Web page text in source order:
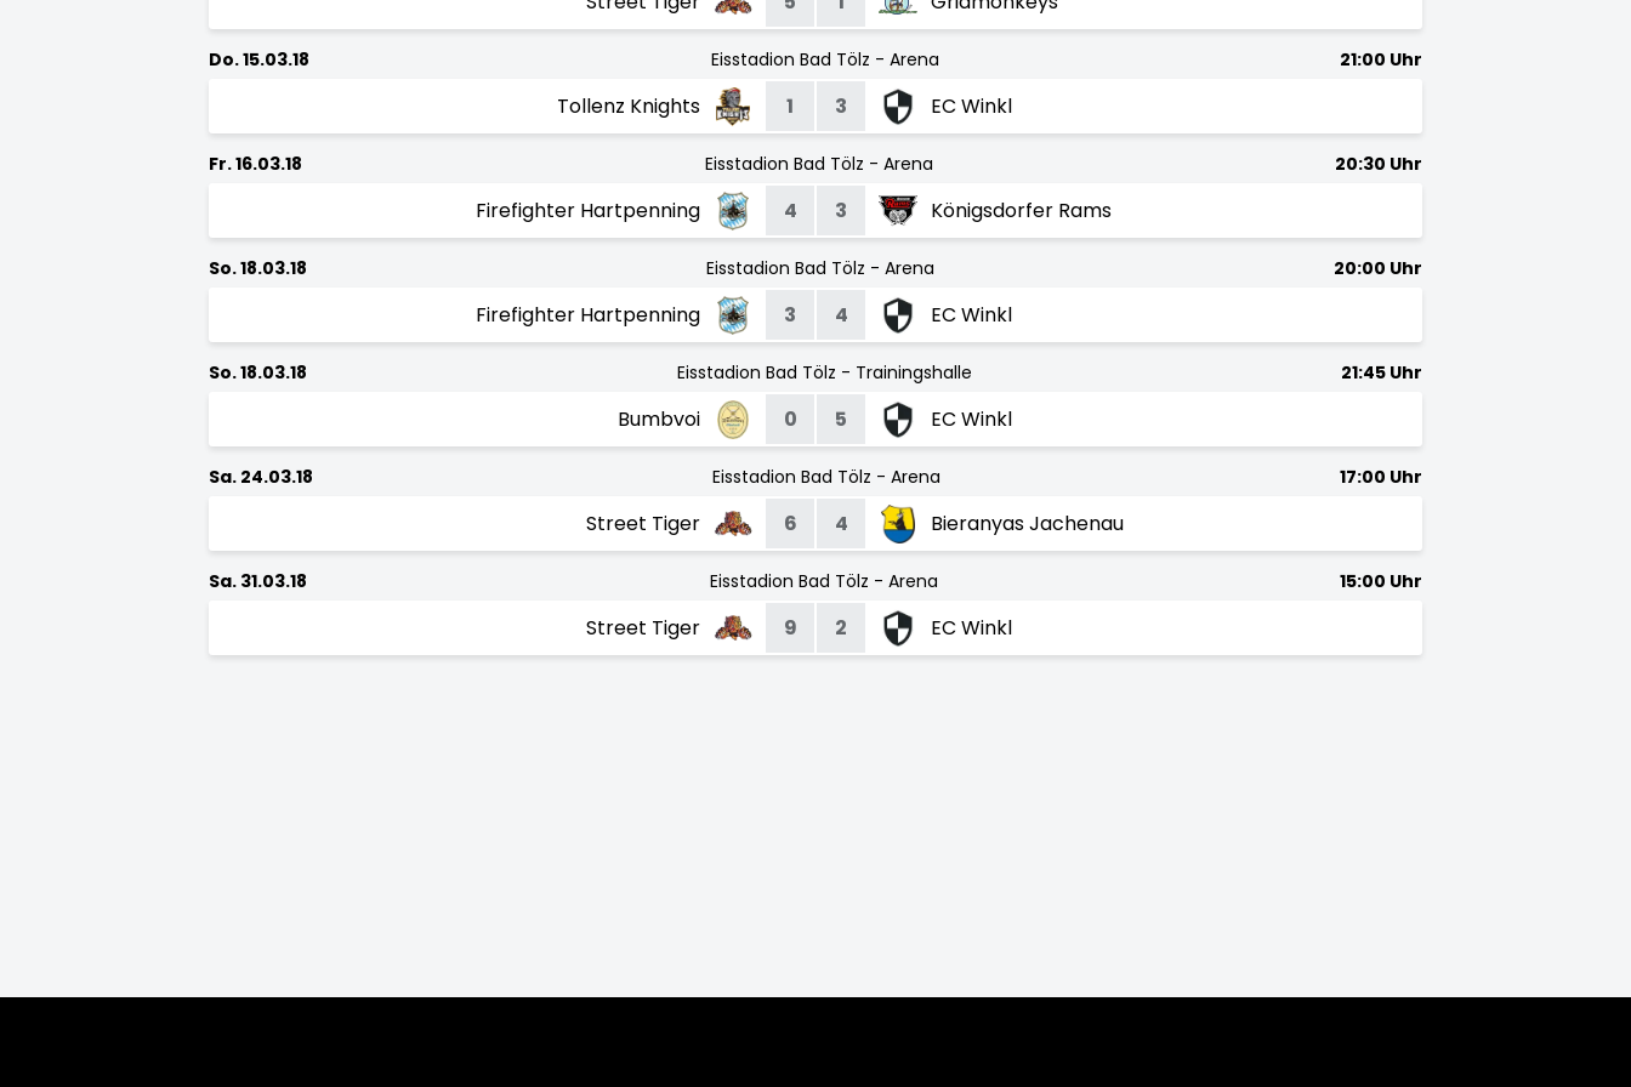
Do. 15.03.18 Eisstadion Bad Tölz - Arena 21:00 Uhr
Tollenz Knights 1 3 EC Winkl
Fr. 16.03.18 Eisstadion Bad Tölz - Arena 20:30 Uhr
Firefighter Hartpenning 4 3 Königsdorfer Rams
So. 18.03.18 Eisstadion Bad Tölz - Arena 20:00 Uhr
Firefighter Hartpenning 3 4 EC Winkl
So. 18.03.18 Eisstadion Bad Tölz - Trainingshalle 21:45 Uhr
Bumbvoi 0 5 EC Winkl
Sa. 24.03.18 Eisstadion Bad Tölz - Arena 17:00 Uhr
Street Tiger 6 4 Bieranyas Jachenau
Sa. 31.03.18 Eisstadion Bad Tölz - Arena 15:00 Uhr
Street Tiger 9 2 EC Winkl